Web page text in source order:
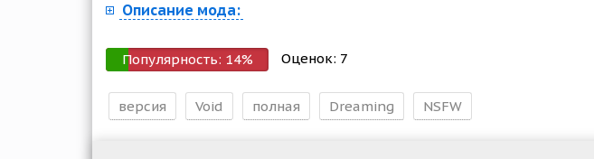
Описание мода:
Популярность: 14% Оценок: 7
версия Void полная Dreaming NSFW